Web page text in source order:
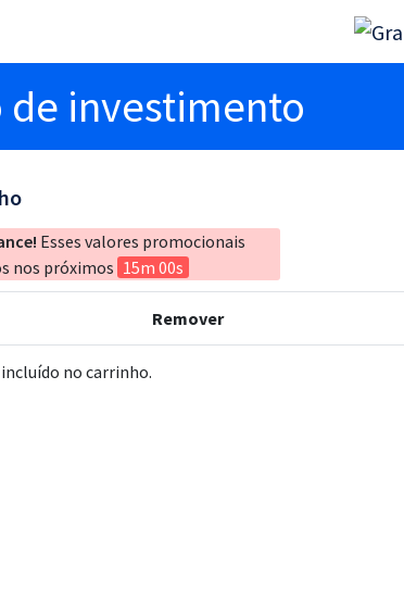
de investimento
Esses valores promocionais
nos próximos 15m 00s
Remover
no carrinho.